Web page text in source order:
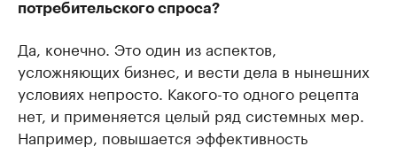
потребительского спроса?
Да, конечно. Это один из аспектов,
усложняющих бизнес, и вести дела в нынешних
условиях непросто. Какого-то одного рецепта
нет, и применяется целый ряд системных мер.
Например, повышается эффективность